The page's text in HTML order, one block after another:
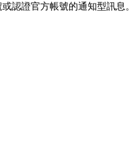
認證官方帳號的通知型訊息。